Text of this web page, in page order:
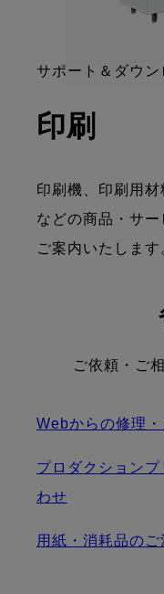
サポート＆ダウン
印刷
印刷機、印刷用
などの商品・サ
ご案内いたします
ご依頼・ご
Webからの修理
プロダクション
わせ
用紙・消耗品のご